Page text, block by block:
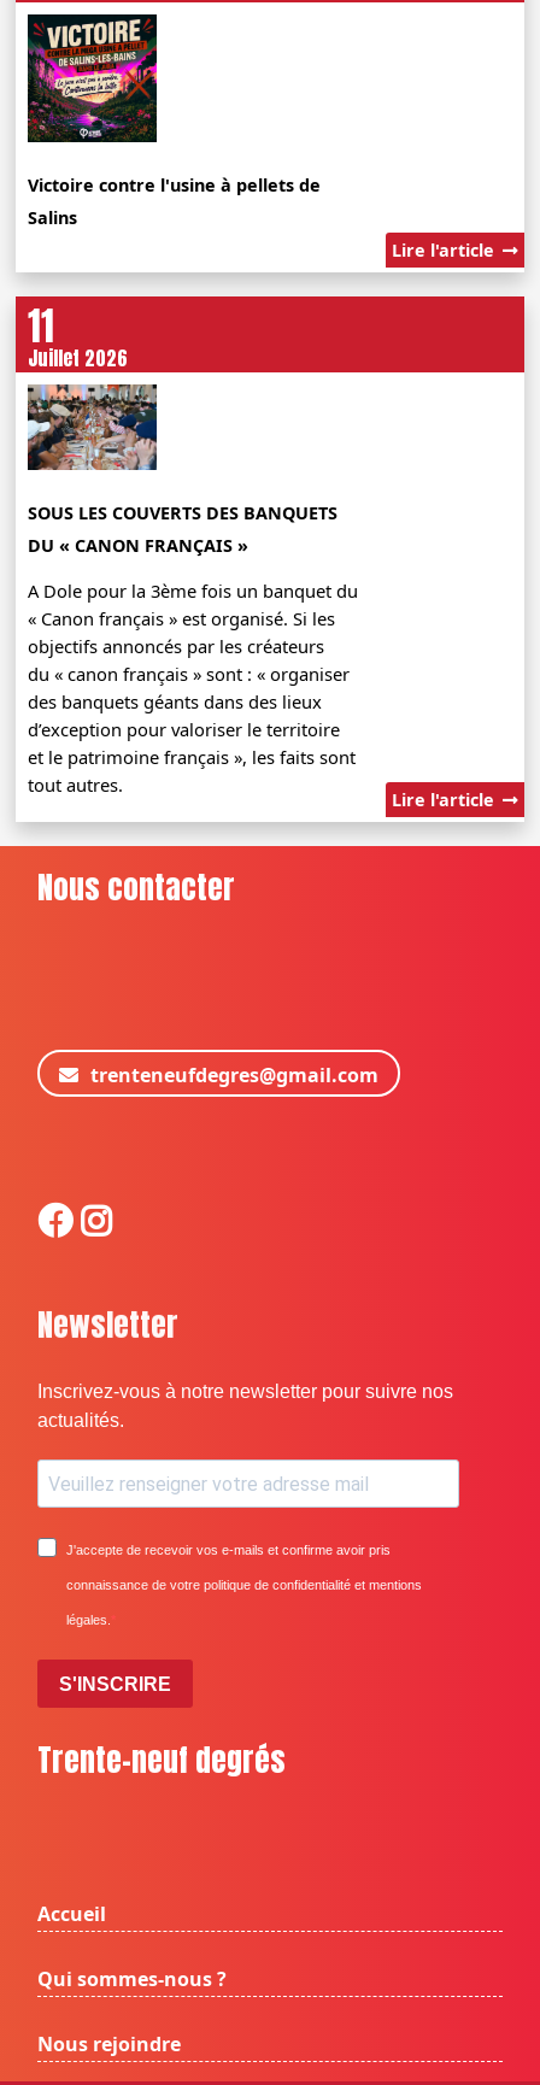
Victoire contre l'usine à pellets de
Salins
Lire l'article
11
Juillet 2026
SOUS LES COUVERTS DES BANQUETS
DU « CANON FRANÇAIS »
A Dole pour la 3ème fois un banquet du
« Canon français » est organisé. Si les
objectifs annoncés par les créateurs
du « canon français » sont : « organiser
des banquets géants dans des lieux
d’exception pour valoriser le territoire
et le patrimoine français », les faits sont
tout autres.
Lire l'article
Nous contacter
trenteneufdegres@gmail.com
Newsletter
Inscrivez-vous à notre newsletter pour suivre nos
actualités.
J'accepte de recevoir vos e-mails et confirme avoir pris
connaissance de votre politique de confidentialité et mentions
légales.
S'INSCRIRE
Trente-neuf degrés
Accueil
Qui sommes-nous ?
Nous rejoindre